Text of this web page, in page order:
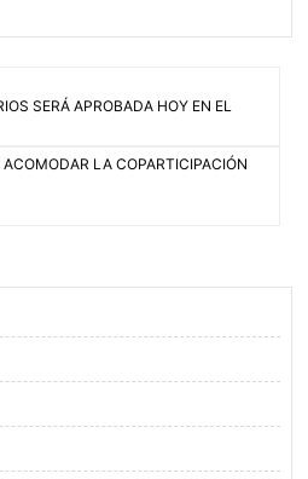
SERÁ APROBADA HOY EN EL
LA COPARTICIPACIÓN